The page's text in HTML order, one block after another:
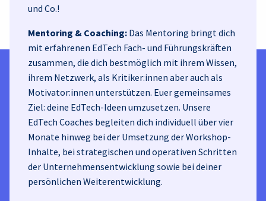
und Co.!
Mentoring & Coaching: Das Mentoring bringt dich
mit erfahrenen EdTech Fach- und Führungskräften
zusammen, die dich bestmöglich mit ihrem Wissen,
ihrem Netzwerk, als Kritiker:innen aber auch als
Motivator:innen unterstützen. Euer gemeinsames
Ziel: deine EdTech-Ideen umzusetzen. Unsere
EdTech Coaches begleiten dich individuell über vier
Monate hinweg bei der Umsetzung der Workshop-
Inhalte, bei strategischen und operativen Schritten
der Unternehmensentwicklung sowie bei deiner
persönlichen Weiterentwicklung.